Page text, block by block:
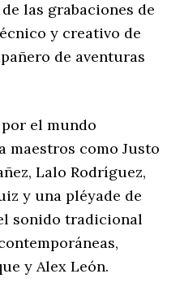
las grabaciones de
y creativo de
de aventuras
el mundo
maestros como Justo
Lalo Rodríguez,
y una pléyade de
sonido tradicional
y Alex León.